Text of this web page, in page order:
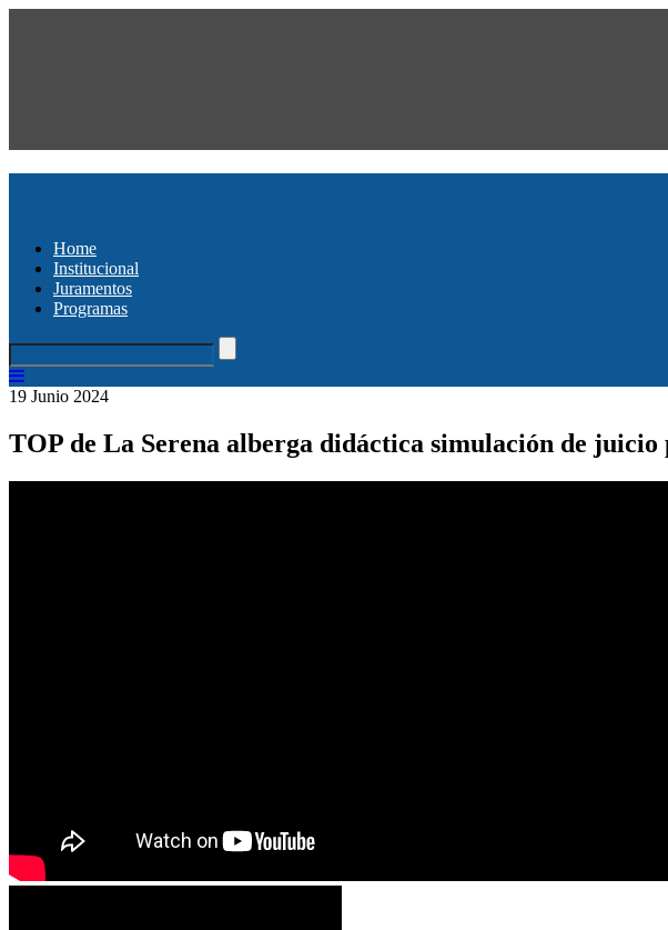
Home
Institucional
Juramentos
Programas
19 Junio 2024
TOP de La Serena alberga didáctica simulación de juicio